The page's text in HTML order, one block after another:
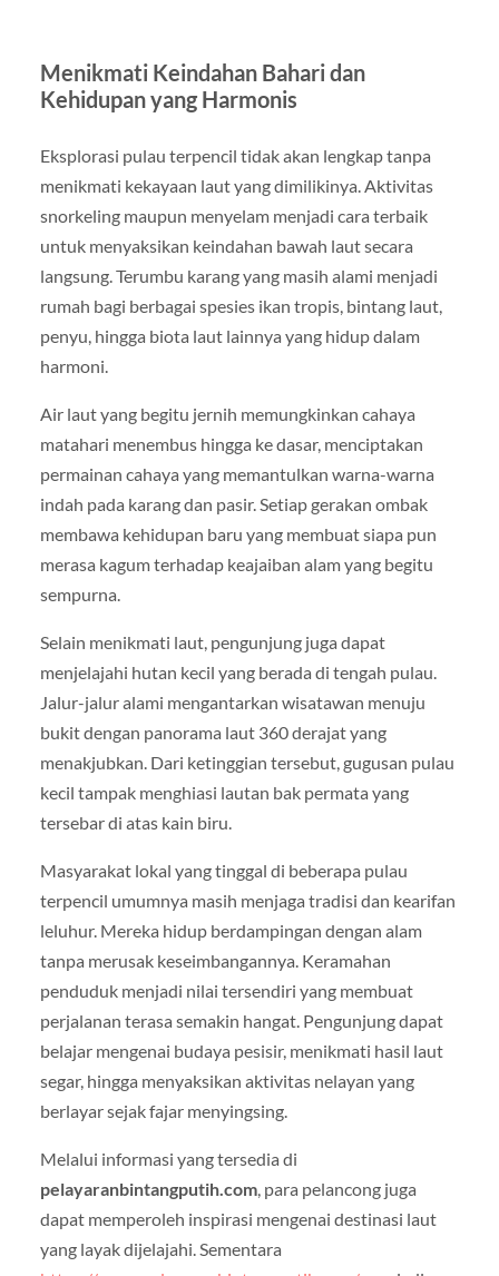
Menikmati Keindahan Bahari dan
Kehidupan yang Harmonis
Eksplorasi pulau terpencil tidak akan lengkap tanpa
menikmati kekayaan laut yang dimilikinya. Aktivitas
snorkeling maupun menyelam menjadi cara terbaik
untuk menyaksikan keindahan bawah laut secara
langsung. Terumbu karang yang masih alami menjadi
rumah bagi berbagai spesies ikan tropis, bintang laut,
penyu, hingga biota laut lainnya yang hidup dalam
harmoni.
Air laut yang begitu jernih memungkinkan cahaya
matahari menembus hingga ke dasar, menciptakan
permainan cahaya yang memantulkan warna-warna
indah pada karang dan pasir. Setiap gerakan ombak
membawa kehidupan baru yang membuat siapa pun
merasa kagum terhadap keajaiban alam yang begitu
sempurna.
Selain menikmati laut, pengunjung juga dapat
menjelajahi hutan kecil yang berada di tengah pulau.
Jalur-jalur alami mengantarkan wisatawan menuju
bukit dengan panorama laut 360 derajat yang
menakjubkan. Dari ketinggian tersebut, gugusan pulau
kecil tampak menghiasi lautan bak permata yang
tersebar di atas kain biru.
Masyarakat lokal yang tinggal di beberapa pulau
terpencil umumnya masih menjaga tradisi dan kearifan
leluhur. Mereka hidup berdampingan dengan alam
tanpa merusak keseimbangannya. Keramahan
penduduk menjadi nilai tersendiri yang membuat
perjalanan terasa semakin hangat. Pengunjung dapat
belajar mengenai budaya pesisir, menikmati hasil laut
segar, hingga menyaksikan aktivitas nelayan yang
berlayar sejak fajar menyingsing.
Melalui informasi yang tersedia di
pelayaranbintangputih.com, para pelancong juga
dapat memperoleh inspirasi mengenai destinasi laut
yang layak dijelajahi. Sementara